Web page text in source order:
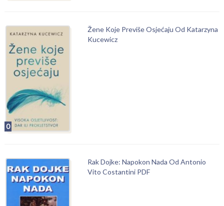
0
Žene Koje Previše Osjećaju Od Katarzyna
Kucewicz
Rak Dojke: Napokon Nada Od Antonio
Vito Costantini PDF